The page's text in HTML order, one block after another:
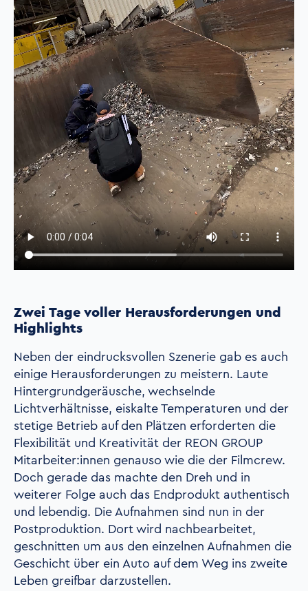
Zwei Tage voller Herausforderungen und
Highlights
Neben der eindrucksvollen Szenerie gab es auch
einige Herausforderungen zu meistern. Laute
Hintergrundgeräusche, wechselnde
Lichtverhältnisse, eiskalte Temperaturen und der
stetige Betrieb auf den Plätzen erforderten die
Flexibilität und Kreativität der REON GROUP
Mitarbeiter:innen genauso wie die der Filmcrew.
Doch gerade das machte den Dreh und in
weiterer Folge auch das Endprodukt authentisch
und lebendig. Die Aufnahmen sind nun in der
Postproduktion. Dort wird nachbearbeitet,
geschnitten um aus den einzelnen Aufnahmen die
Geschicht über ein Auto auf dem Weg ins zweite
Leben greifbar darzustellen.